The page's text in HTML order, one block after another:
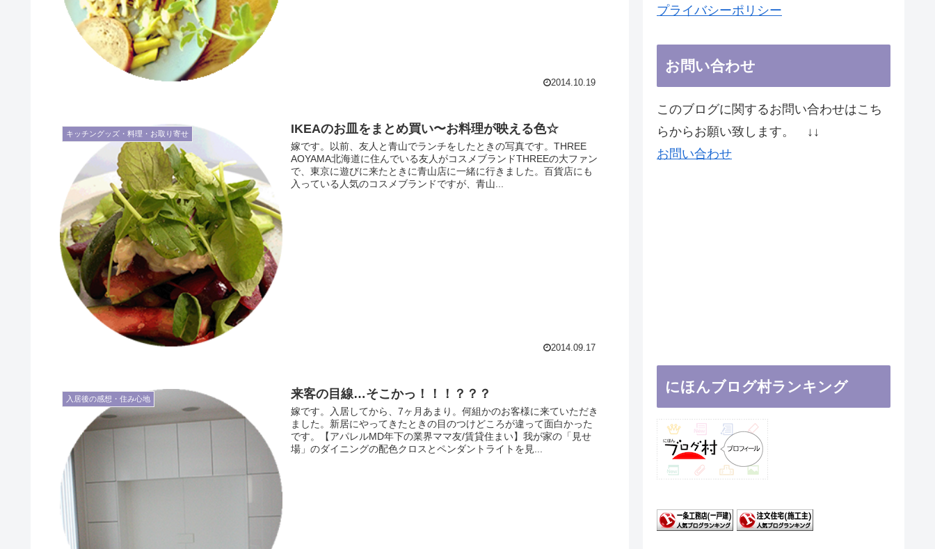
2014.10.19
キッチングッズ・料理・お取り寄せ IKEAのお皿をまとめ買い〜お料理が映える色☆
嫁です。以前、友人と青山でランチをしたときの写真です。THREE
AOYAMA北海道に住んでいる友人がコスメブランドTHREEの大ファン
で、東京に遊びに来たときに青山店に一緒に行きました。百貨店にも
入っている人気のコスメブランドですが、青山...
2014.09.17
入居後の感想・住み心地 来客の目線…そこかっ！！！？？？
嫁です。入居してから、7ヶ月あまり。何組かのお客様に来ていただき
ました。新居にやってきたときの目のつけどころが違って面白かった
です。【アパレルMD年下の業界ママ友/賃貸住まい】我が家の「見せ
場」のダイニングの配色クロスとペンダントライトを見...
プライバシーポリシー
お問い合わせ
このブログに関するお問い合わせはこち
らからお願い致します。 ↓↓
お問い合わせ
にほんブログ村ランキング